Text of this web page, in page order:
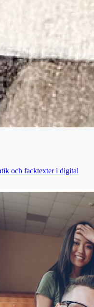
och facktexter i digital